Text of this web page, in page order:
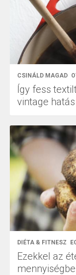
CSINÁLD MAGAD
Így fess
vintage
DIÉTA & FITNESZ
Ezekkel az